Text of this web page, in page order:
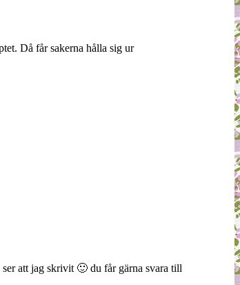
Då får sakerna hålla sig ur
att jag skrivit 🙂 du får gärna svara till